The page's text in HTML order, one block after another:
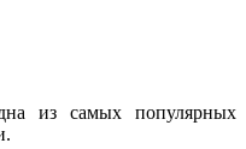
из самых популярных